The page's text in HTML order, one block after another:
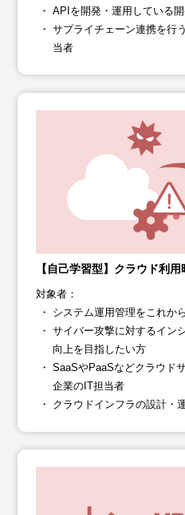
APIを開発・運用している
サプライチェーン連携を行
当者
【自己学習型】クラウド利
対象者：
システム運用管理をこれか
サイバー攻撃に対するイン
向上を目指したい方
SaaSやPaaSなどクラウド
企業のIT担当者
クラウドインフラの設計・